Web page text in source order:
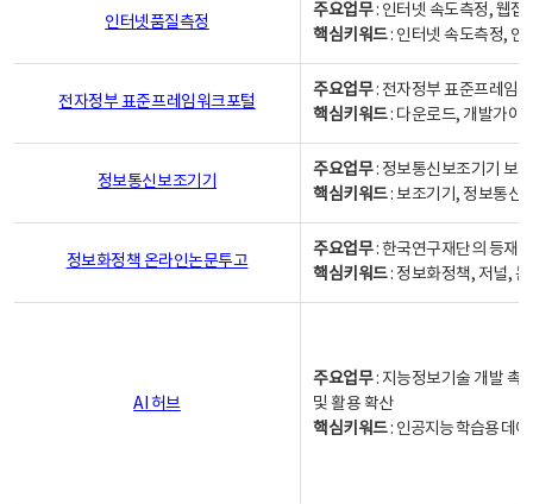
인터넷품질측정
주요업무: 인터넷 속도측정, 웹접
핵심키워드: 인터넷 속도측정, 인
전자정부 표준프레임워크포털
주요업무: 전자정부 표준프레임
핵심키워드: 다운로드, 개발가이
정보통신보조기기
주요업무: 정보통신보조기기 보
핵심키워드: 보조기기, 정보통신
정보화정책 온라인논문투고
주요업무: 한국연구재단의 등재
핵심키워드: 정보화정책, 저널,
AI 허브
주요업무: 지능정보기술 개발 촉
및 활용 확산
핵심키워드: 인공지능 학습용 데